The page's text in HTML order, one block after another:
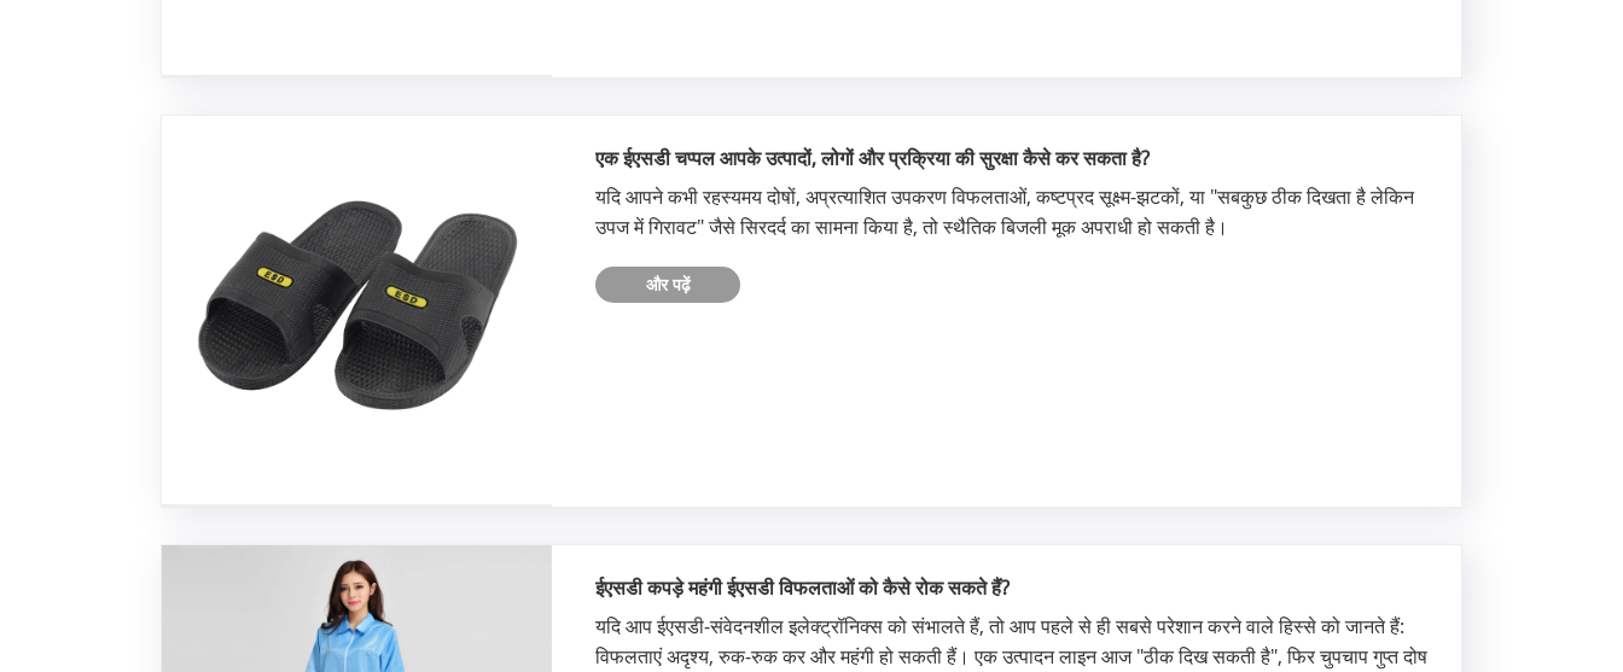
एक ईएसडी चप्पल आपके उत्पादों, लोगों और प्रक्रिया की सुरक्षा कैसे कर सकता है?
यदि आपने कभी रहस्यमय दोषों, अप्रत्याशित उपकरण विफलताओं, कष्टप्रद सूक्ष्म-झटकों, या "सबकुछ ठीक दिखता है लेकिन
उपज में गिरावट" जैसे सिरदर्द का सामना किया है, तो स्थैतिक बिजली मूक अपराधी हो सकती है।
और पढ़ें
ईएसडी कपड़े महंगी ईएसडी विफलताओं को कैसे रोक सकते हैं?
यदि आप ईएसडी-संवेदनशील इलेक्ट्रॉनिक्स को संभालते हैं, तो आप पहले से ही सबसे परेशान करने वाले हिस्से को जानते हैं:
विफलताएं अदृश्य, रुक-रुक कर और महंगी हो सकती हैं। एक उत्पादन लाइन आज "ठीक दिख सकती है", फिर चुपचाप गुप्त दोष